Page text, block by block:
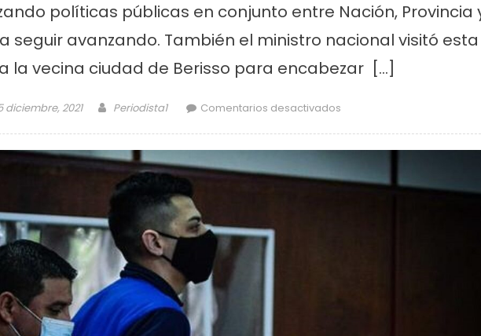
políticas públicas en conjunto entre Nación, Provincia
seguir avanzando. También el ministro nacional visitó esta
la vecina ciudad de Berisso para encabezar […]
on
diciembre, 2021 Author
Periodista1 Comentarios desactivados
Murga los remolinos festeja sus 16
carnaval
Casa del Tango: noche especial,
clases gratuitas y tarde de